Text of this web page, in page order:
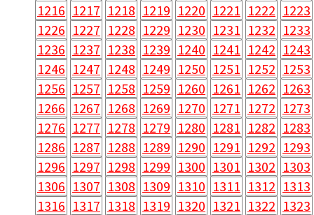
1216 1217 1218 1219 1220 1221 1222 1223
1226 1227 1228 1229 1230 1231 1232 1233
1236 1237 1238 1239 1240 1241 1242 1243
1246 1247 1248 1249 1250 1251 1252 1253
1256 1257 1258 1259 1260 1261 1262 1263
1266 1267 1268 1269 1270 1271 1272 1273
1276 1277 1278 1279 1280 1281 1282 1283
1286 1287 1288 1289 1290 1291 1292 1293
1296 1297 1298 1299 1300 1301 1302 1303
1306 1307 1308 1309 1310 1311 1312 1313
1316 1317 1318 1319 1320 1321 1322 1323